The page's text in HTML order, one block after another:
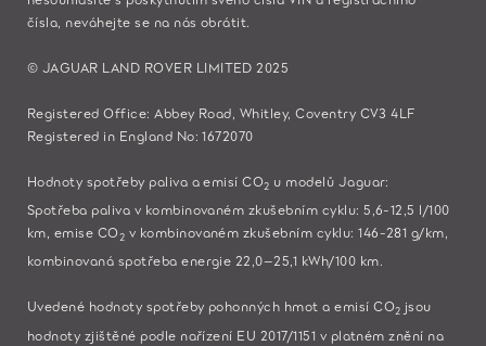
čísla, neváhejte se na nás obrátit.
© JAGUAR LAND ROVER LIMITED 2025
Registered Office: Abbey Road, Whitley, Coventry CV3 4LF
Registered in England No: 1672070
Hodnoty spotřeby paliva a emisí CO2 u modelů Jaguar:​
Spotřeba paliva v kombinovaném zkušebním cyklu: 5,6-12,5 l/100
km, emise CO2 v kombinovaném zkušebním cyklu: 146-281 g/km,
kombinovaná spotřeba energie 22,0–25,1 kWh/100 km.
Uvedené hodnoty spotřeby pohonných hmot a emisí CO2 jsou
hodnoty zjištěné podle nařízení EU 2017/1151 v platném znění na